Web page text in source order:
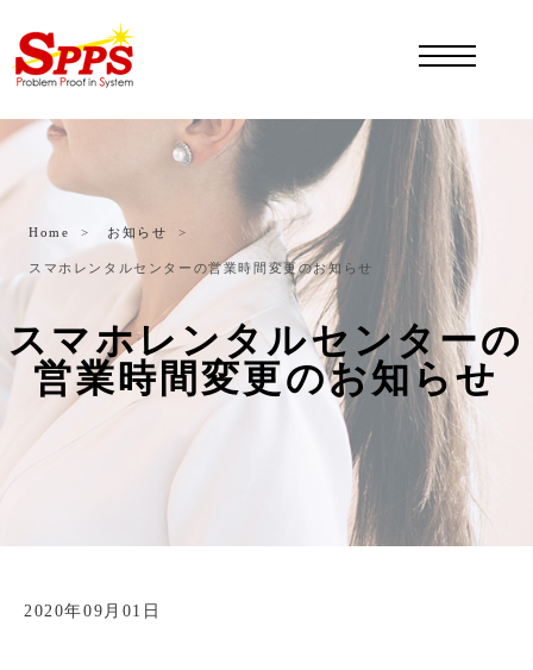
Home お知らせ
スマホレンタルセンターの営業時間変更のお知らせ
スマホレンタルセンターの
営業時間変更のお知らせ
2020年09月01日